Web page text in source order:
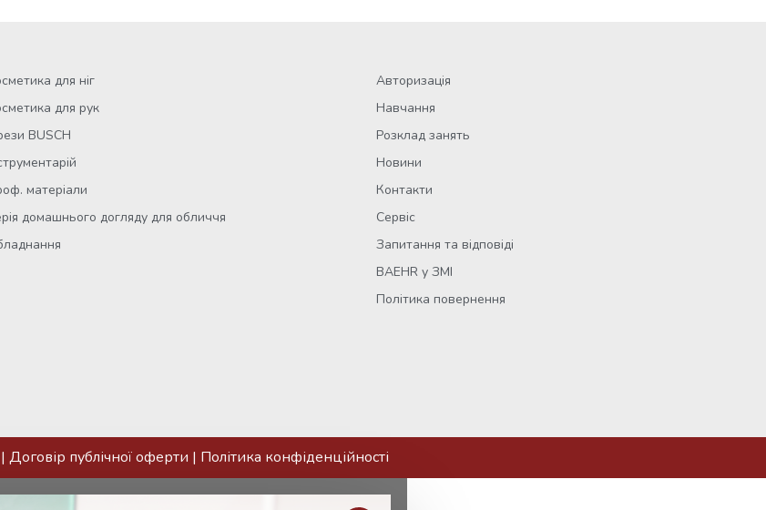
для ніг
для рук
BUSCH
матеріали
домашнього догляду для обличчя
Авторизація
Навчання
Розклад занять
Новини
Контакти
Сервіс
Запитання та відповіді
BAEHR у ЗМІ
Політика повернення
Договір публічної оферти | Політика конфіденційності